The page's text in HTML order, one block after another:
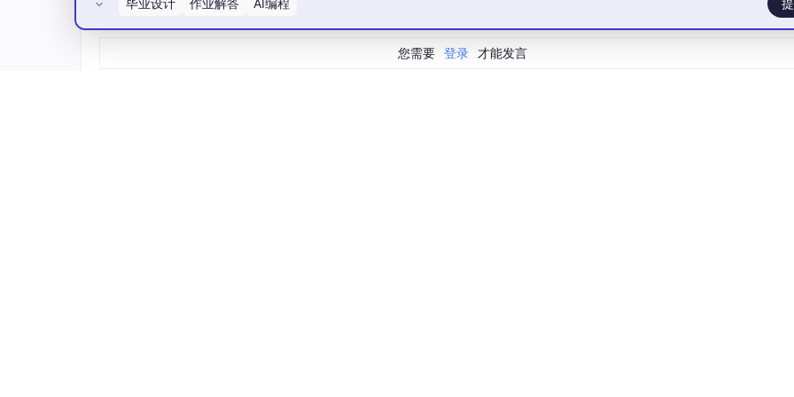
所有评论(0)
您需要 登录 才能发言
毕业设计 作业解答 AI编程